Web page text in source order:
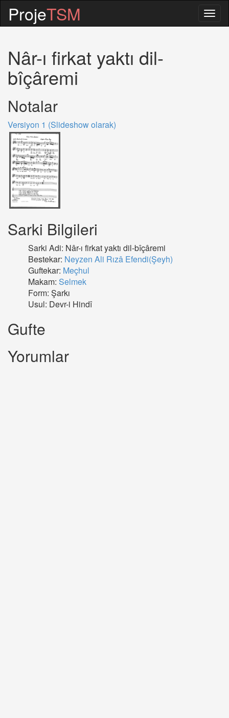
ProjeTSM
Nâr-ı firkat yaktı dil-
bîçâremi
Notalar
Versiyon 1 (Slideshow olarak)
Sarki Bilgileri
Sarki Adi: Nâr-ı firkat yaktı dil-bîçâremi
Bestekar: Neyzen Ali Rızâ Efendi(Şeyh)
Guftekar: Meçhul
Makam: Selmek
Form: Şarkı
Usul: Devr-i Hindî
Gufte
Yorumlar